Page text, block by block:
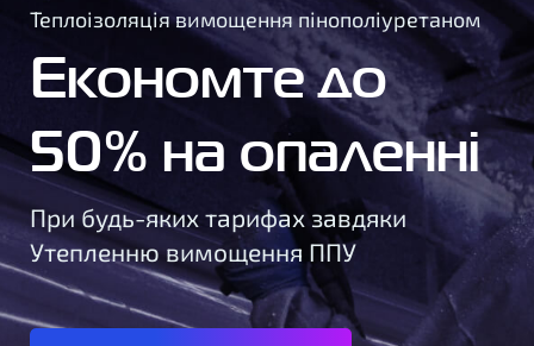
Теплоізоляція вимощення пінополіуретаном
Економте до
50% на опаленні
При будь-яких тарифах завдяки
Утепленню вимощення ППУ